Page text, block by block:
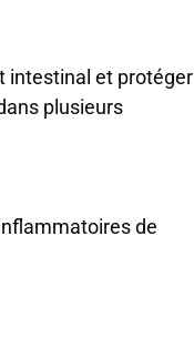
intestinal et protéger
plusieurs
de